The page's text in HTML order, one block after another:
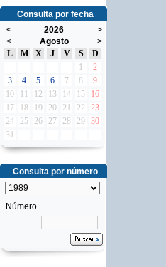
Consulta por fecha
<
2026
>
<
Agosto
>
L
M X J V S
D
1
2
3
4 5 6 7 8
9
10
11 12 13 14 15
16
17
18 19 20 21 22
23
24
25 26 27 28 29 30
31
Consulta por número
Número